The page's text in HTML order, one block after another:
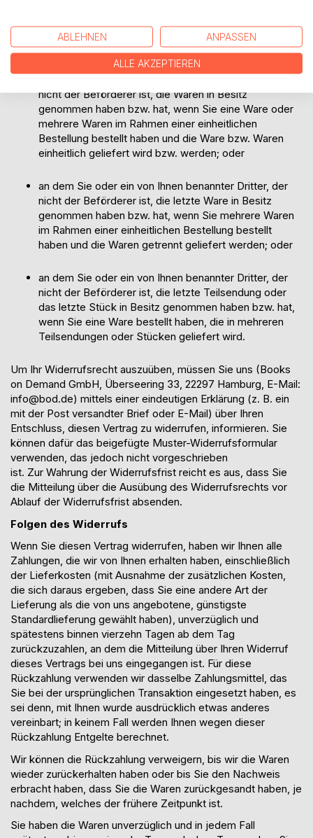
Sie haben das Recht, binnen vierzehn Tagen ohne Angabe
von Gründen diesen Vertrag zu widerrufen. Die
Widerrufsfrist beträgt vierzehn Tage ab dem Tag,
nicht der Beförderer ist, die Waren in Besitz
genommen haben bzw. hat, wenn Sie eine Ware oder
mehrere Waren im Rahmen einer einheitlichen
Bestellung bestellt haben und die Ware bzw. Waren
einheitlich geliefert wird bzw. werden; oder
an dem Sie oder ein von Ihnen benannter Dritter, der
nicht der Beförderer ist, die letzte Ware in Besitz
genommen haben bzw. hat, wenn Sie mehrere Waren
im Rahmen einer einheitlichen Bestellung bestellt
haben und die Waren getrennt geliefert werden; oder
an dem Sie oder ein von Ihnen benannter Dritter, der
nicht der Beförderer ist, die letzte Teilsendung oder
das letzte Stück in Besitz genommen haben bzw. hat,
wenn Sie eine Ware bestellt haben, die in mehreren
Teilsendungen oder Stücken geliefert wird.
Um Ihr Widerrufsrecht auszuüben, müssen Sie uns (Books
on Demand GmbH, Überseering 33, 22297 Hamburg, E-Mail:
info@bod.de) mittels einer eindeutigen Erklärung (z. B. ein
mit der Post versandter Brief oder E-Mail) über Ihren
Entschluss, diesen Vertrag zu widerrufen, informieren. Sie
können dafür das beigefügte Muster-Widerrufsformular
verwenden, das jedoch nicht vorgeschrieben
ist. Zur Wahrung der Widerrufsfrist reicht es aus, dass Sie
die Mitteilung über die Ausübung des Widerrufsrechts vor
Ablauf der Widerrufsfrist absenden.
Folgen des Widerrufs
Wenn Sie diesen Vertrag widerrufen, haben wir Ihnen alle
Zahlungen, die wir von Ihnen erhalten haben, einschließlich
der Lieferkosten (mit Ausnahme der zusätzlichen Kosten,
die sich daraus ergeben, dass Sie eine andere Art der
Lieferung als die von uns angebotene, günstigste
Standardlieferung gewählt haben), unverzüglich und
spätestens binnen vierzehn Tagen ab dem Tag
zurückzuzahlen, an dem die Mitteilung über Ihren Widerruf
dieses Vertrags bei uns eingegangen ist. Für diese
Rückzahlung verwenden wir dasselbe Zahlungsmittel, das
Sie bei der ursprünglichen Transaktion eingesetzt haben, es
sei denn, mit Ihnen wurde ausdrücklich etwas anderes
vereinbart; in keinem Fall werden Ihnen wegen dieser
Rückzahlung Entgelte berechnet.
Wir können die Rückzahlung verweigern, bis wir die Waren
wieder zurückerhalten haben oder bis Sie den Nachweis
erbracht haben, dass Sie die Waren zurückgesandt haben, je
nachdem, welches der frühere Zeitpunkt ist.
Sie haben die Waren unverzüglich und in jedem Fall
ABLEHNEN ANPASSEN
ALLE AKZEPTIEREN